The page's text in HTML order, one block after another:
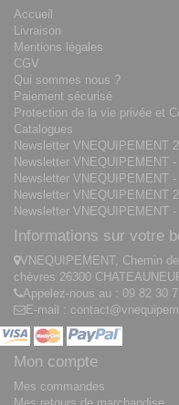
Accueil
Livraison
Mentions légales
CGV
Qui sommes nous ?
Paiement sécurisé
Protection de la vie privée et
Catalogues
Newsletter VNEQUIPEMENT
Newsletter VNEQUIPEMENT
Newsletter VNEQUIPEMENT
Newsletter VNEQUIPEMENT
Newsletter VNEQUIPEMENT
Informations sur votre
VNEQUIPEMENT, Chemin
chèvres 26300
Appelez-nous au : 09 82 30
E-mail :
Mon compte
Mes commandes